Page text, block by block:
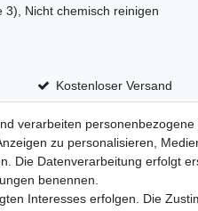
3), Nicht chemisch reinigen
Kostenloser Versand
AGB Widerrufs­recht
verarbeiten personenbezogene
zu personalisieren,
Die Datenverarbeitung erfolgt
benennen.
Interesses erfolgen. Die